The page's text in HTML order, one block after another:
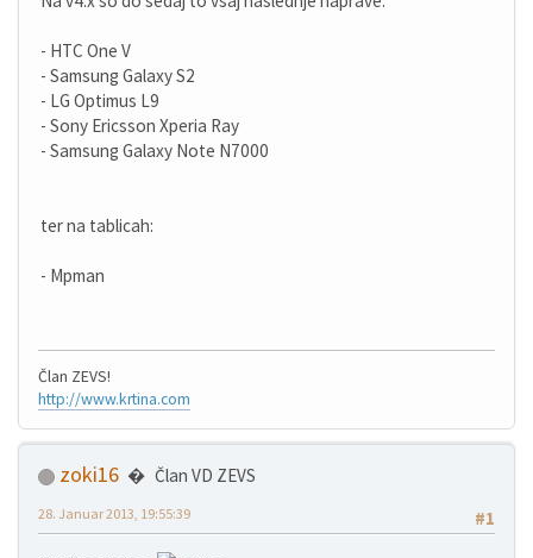
- HTC One V
- Samsung Galaxy S2
- LG Optimus L9
- Sony Ericsson Xperia Ray
- Samsung Galaxy Note N7000
ter na tablicah:
- Mpman
Član ZEVS!
http://www.krtina.com
zoki16
Član VD ZEVS
#1
28. Januar 2013, 19:55:39